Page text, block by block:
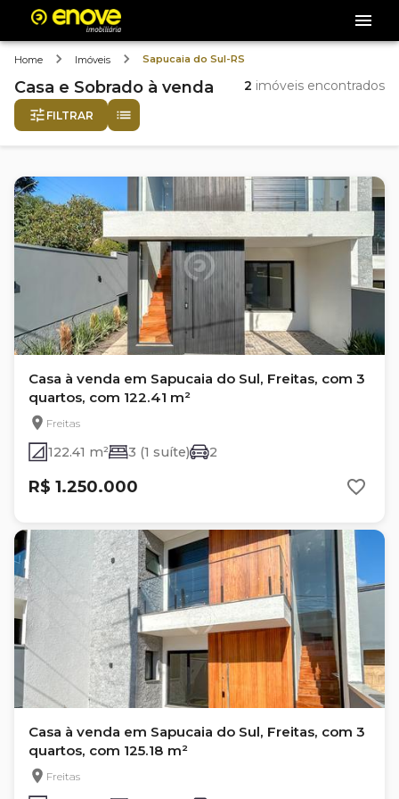
Home Imóveis Sapucaia do Sul-RS
Casa e Sobrado à venda 2 imóveis encontrados
FILTRAR
Casa à venda em Sapucaia do Sul, Freitas, com 3
quartos, com 122.41 m²
Freitas
122.41 m² 3 (1 suíte) 2
R$ 1.250.000
Casa à venda em Sapucaia do Sul, Freitas, com 3
quartos, com 125.18 m²
Freitas